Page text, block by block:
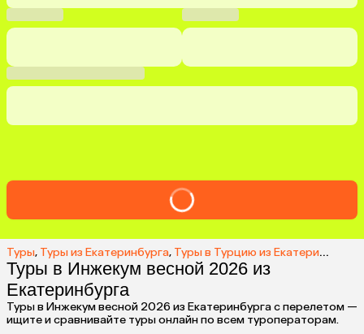
Туры, Туры из Екатеринбурга, Туры в Турцию из Екатеринбурга
Туры в Инжекум весной 2026 из
Екатеринбурга
Туры в Инжекум весной 2026 из Екатеринбурга с перелетом —
ищите и сравнивайте туры онлайн по всем туроператорам.